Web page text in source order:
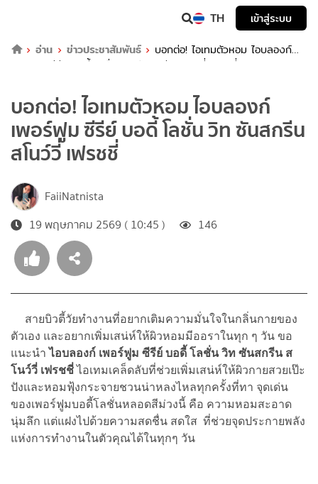
TH
เข้าสู่ระบบ
อ่าน
ข่าวประชาสัมพันธ์
บอกต่อ! ไอเทมตัวหอม ไอบลองก์
เพอร์ฟูม ซีรีย์ บอดี้ โลชั่น วิท ซันสกรีน สโนว์วี่ เฟรชชี่
บอกต่อ! ไอเทมตัวหอม ไอบลองก์
เพอร์ฟูม ซีรีย์ บอดี้ โลชั่น วิท ซันสกรีน
สโนว์วี่ เฟรชชี่
FaiiNatnista
19 พฤษภาคม 2569 ( 10:45 )
146
สายบิวตี้วัยทำงานที่อยากเติมความมั่นใจในกลิ่นกายของ
ตัวเอง และอยากเพิ่มเสน่ห์ให้ผิวหอมมีออราในทุก ๆ วัน ขอ
แนะนำไอบลองก์ เพอร์ฟูม ซีรีย์ บอดี้ โลชั่น วิท ซันสกรีน ส
โนว์วี่ เฟรชชี่ไอเทมเคล็ดลับที่ช่วยเพิ่มเสน่ห์ให้ผิวกายสวยเป๊ะ
ปังและหอมฟุ้งกระจายชวนน่าหลงไหลทุกครั้งที่ทา จุดเด่น
ของเพอร์ฟูมบอดี้โลชั่นหลอดสีม่วงนี้ คือ ความหอมสะอาด
นุ่มลึก แต่แฝงไปด้วยความสดชื่น สดใส ที่ช่วยจุดประกายพลัง
แห่งการทำงานในตัวคุณได้ในทุกๆ วัน